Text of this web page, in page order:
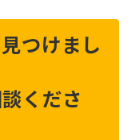
つけまし
くださ